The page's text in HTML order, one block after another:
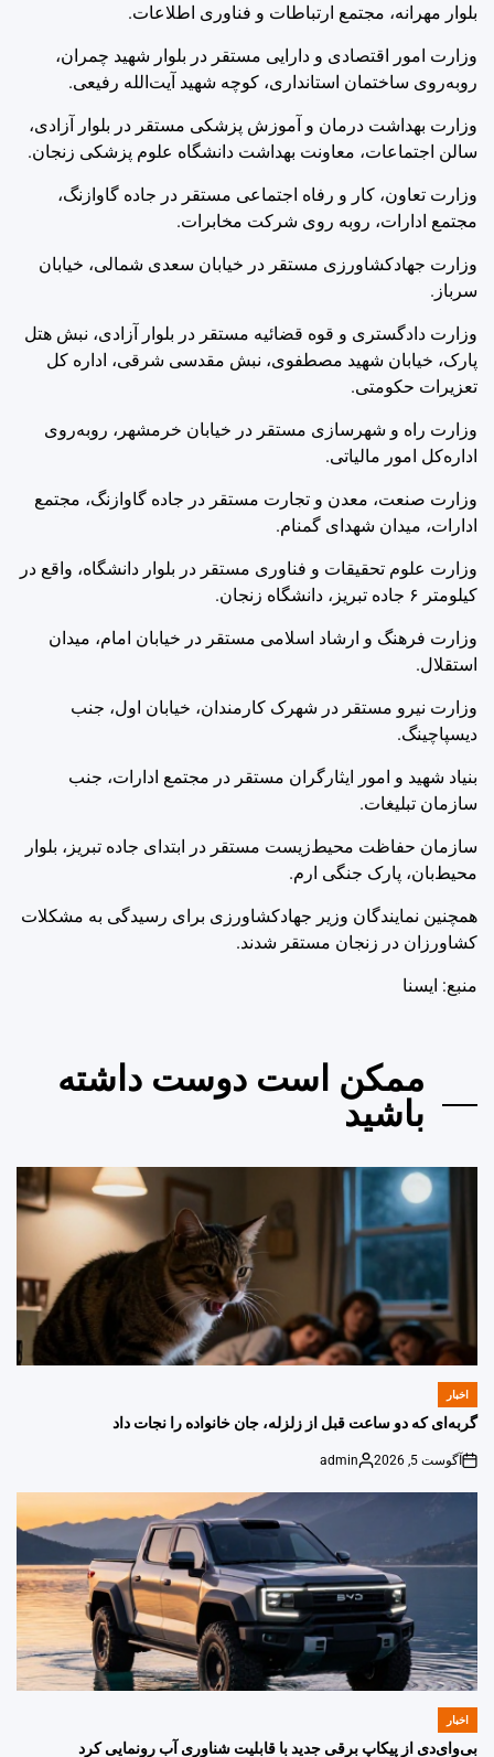
بلوار مهرانه، مجتمع ارتباطات و فناوری اطلاعات.
وزارت امور اقتصادی و دارایی مستقر در بلوار شهید چمران،
روبه‌روی ساختمان استانداری، کوچه شهید آیت‌الله رفیعی.
وزارت بهداشت درمان و آموزش پزشکی مستقر در بلوار آزادی،
سالن اجتماعات، معاونت بهداشت دانشگاه علوم پزشکی زنجان.
وزارت تعاون، کار و رفاه اجتماعی مستقر در جاده گاوازنگ،
مجتمع ادارات، روبه روی شرکت مخابرات.
وزارت جهادکشاورزی مستقر در خیابان سعدی شمالی، خیابان
سرباز.
وزارت دادگستری و قوه قضائیه مستقر در بلوار آزادی، نبش هتل
پارک، خیابان شهید مصطفوی، نبش مقدسی شرقی، اداره کل
تعزیرات حکومتی.
وزارت راه و شهرسازی مستقر در خیابان خرمشهر، روبه‌روی
اداره‌کل امور مالیاتی.
وزارت صنعت، معدن و تجارت مستقر در جاده گاوازنگ، مجتمع
ادارات، میدان شهدای گمنام.
وزارت علوم تحقیقات و فناوری مستقر در بلوار دانشگاه، واقع در
کیلومتر ۶ جاده تبریز، دانشگاه زنجان.
وزارت فرهنگ و ارشاد اسلامی مستقر در خیابان امام، میدان
استقلال.
وزارت نیرو مستقر در شهرک کارمندان، خیابان اول، جنب
دیسپاچینگ.
بنیاد شهید و امور ایثارگران مستقر در مجتمع ادارات، جنب
سازمان تبلیغات.
سازمان حفاظت محیط‌زیست مستقر در ابتدای جاده تبریز، بلوار
محیط‌بان، پارک جنگی ارم.
همچنین نمایندگان وزیر جهادکشاورزی برای رسیدگی به مشکلات
کشاورزان در زنجان مستقر شدند.
منبع: ايسنا
ممکن است دوست داشته
باشید
POSTED
IN
اخبار
گربه‌ای که دو ساعت قبل از زلزله، جان خانواده را نجات داد
on
آگوست 5, 2026
Posted
admin
POSTED
اخبار
بی‌وای‌دی از پیکاپ برقی جدید با قابلیت شناوری آب رونمایی کرد